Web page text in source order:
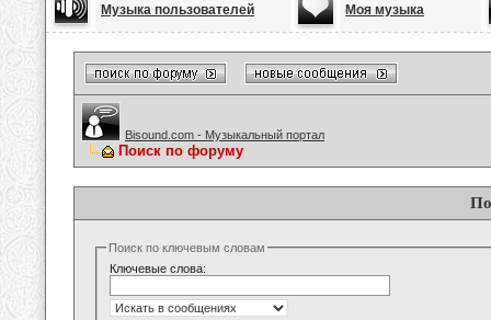
Музыка пользователей Моя музыка
Bisound.com - Музыкальный портал
Поиск по форуму
Поиск по ключевым словам
Ключевые слова: